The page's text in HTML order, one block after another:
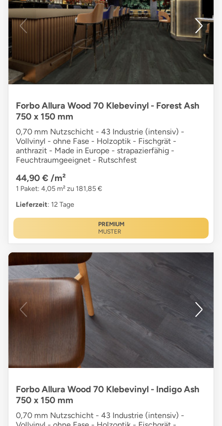
Forbo Allura Wood 70 Klebevinyl - Forest Ash
750 x 150 mm
0,70 mm Nutzschicht - 43 Industrie (intensiv) -
Vollvinyl - ohne Fase - Holzoptik - Fischgrät -
anthrazit - Made in Europe - strapazierfähig -
Feuchtraumgeeignet - Rutschfest
44,90 € /m²
1 Paket: 4,05 m² zu 181,85 €
Lieferzeit: 12 Tage
PREMIUM
MUSTER
Forbo Allura Wood 70 Klebevinyl - Indigo Ash
750 x 150 mm
0,70 mm Nutzschicht - 43 Industrie (intensiv) -